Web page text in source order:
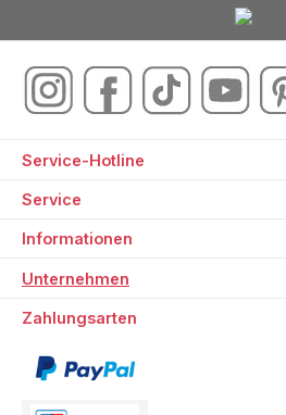
Service-Hotline
Service
Informationen
Unternehmen
Zahlungsarten